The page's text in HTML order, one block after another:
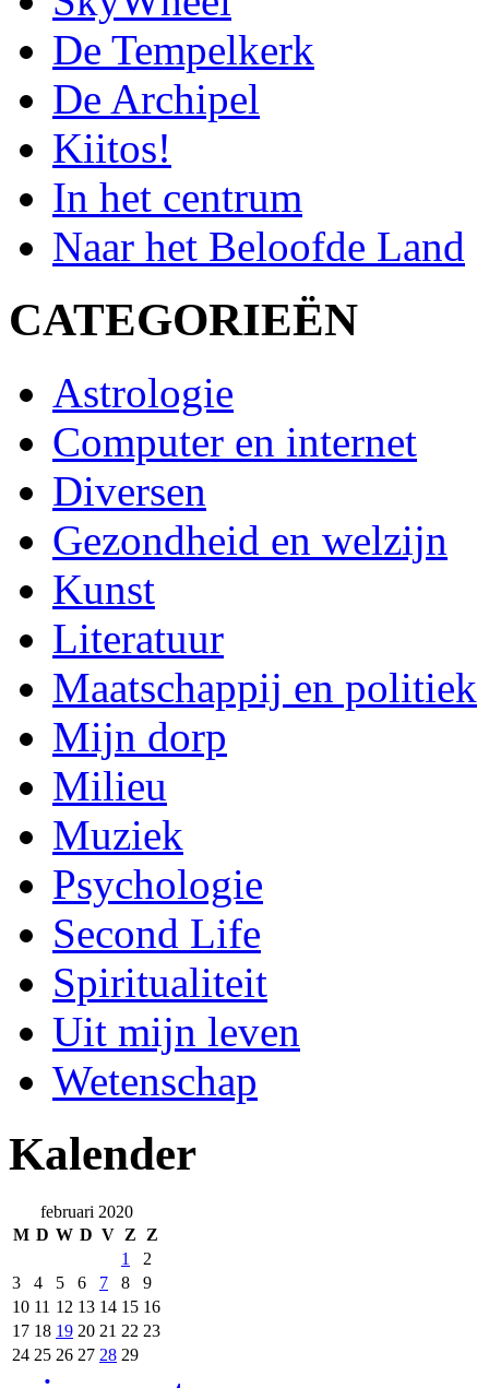
De Tempelkerk
De Archipel
Kiitos!
In het centrum
Naar het Beloofde Land
CATEGORIEËN
Astrologie
Computer en internet
Diversen
Gezondheid en welzijn
Kunst
Literatuur
Maatschappij en politiek
Mijn dorp
Milieu
Muziek
Psychologie
Second Life
Spiritualiteit
Uit mijn leven
Wetenschap
Kalender
februari 2020
M D W D V Z
Z
1
2
3
4 5 6 7 8
9
10 11 12 13 14 15 16
17 18 19 20 21 22 23
24 25 26 27 28 29